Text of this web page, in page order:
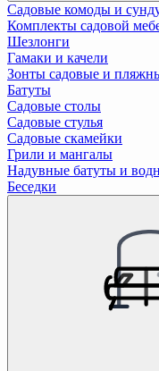
Садовые комоды и
Комплекты садовой
Шезлонги
Гамаки и качели
Зонты садовые и
Батуты
Садовые столы
Садовые стулья
Садовые скамейки
Грили и мангалы
Надувные батуты и
Беседки